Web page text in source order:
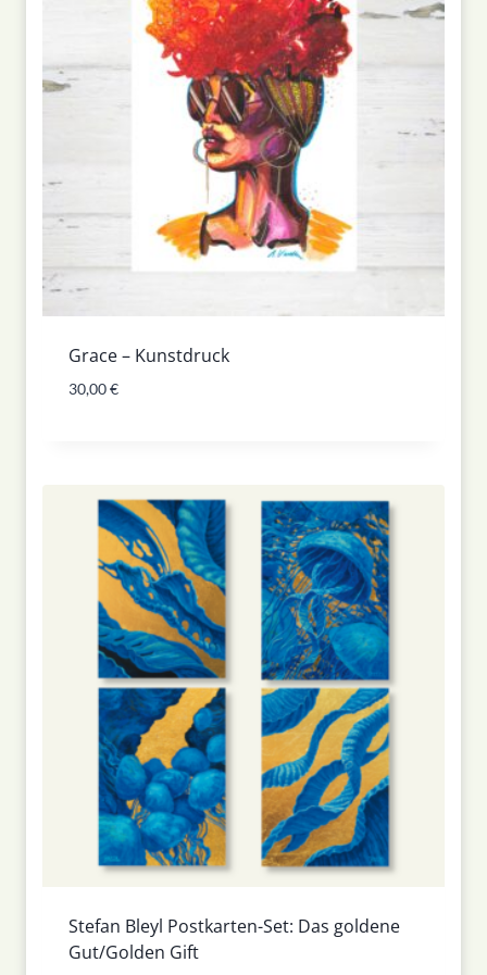
Grace – Kunstdruck
30,00€
Stefan Bleyl Postkarten-Set: Das goldene
Gut/Golden Gift